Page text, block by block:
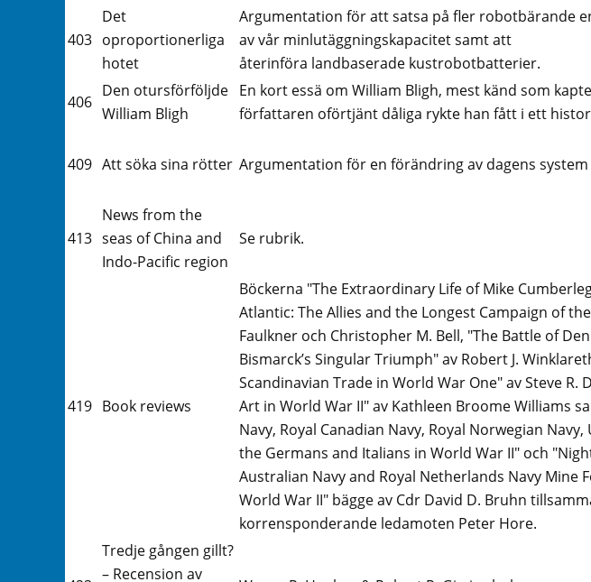
403
Det
oproportionerliga
hotet
Argumentation för att satsa på fler robotbärande
av vår minlutäggningskapacitet samt att
återinföra landbaserade kustrobotbatterier.
406
Den otursförföljde
William Bligh
En kort essä om William Bligh, mest känd som
författaren oförtjänt dåliga rykte han fått i ett
409 Att söka sina rötter Argumentation för en förändring av dagens
413
News from the
seas of China and
Indo-Pacific region
Se rubrik.
419 Book reviews
Böckerna "The Extraordinary Life of Mike
Atlantic: The Allies and the Longest Campaign of
Faulkner och Christopher M. Bell, "The Battle of
Bismarck’s Singular Triumph" av Robert J.
Scandinavian Trade in World War One" av Steve R.
Art in World War II" av Kathleen Broome Williams
Navy, Royal Canadian Navy, Royal Norwegian
the Germans and Italians in World War II" och
Australian Navy and Royal Netherlands Navy Mine
World War II" bägge av Cdr David D. Bruhn
korrensponderande ledamoten Peter Hore.
Tredje gången gillt?
– Recension av